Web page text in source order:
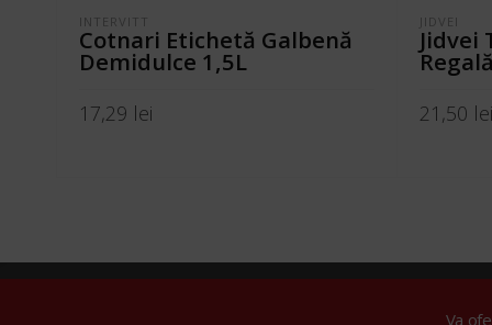
INTERVITT
Cotnari Etichetă Galbenă
Demidulce 1,5L
17,29 lei
JIDVEI
Jidvei
21,50 lei
© 2024
Va